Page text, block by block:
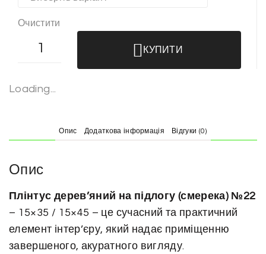
Очистити
н
е
е
в
'
я
КУПИТИ
Loading...
Опис Додаткова інформація Відгуки (0)
Опис
Плінтус дерев’яний на підлогу (смерека) №22
– 15×35 / 15×45 – це сучасний та практичний
елемент інтер’єру, який надає приміщенню
завершеного, акуратного вигляду.